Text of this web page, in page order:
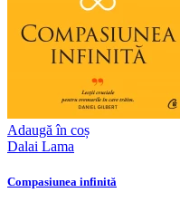
Adaugă în coș
Dalai Lama
Compasiunea infinită